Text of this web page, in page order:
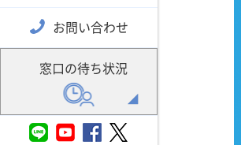
お問い合わせ
窓口の待ち状況